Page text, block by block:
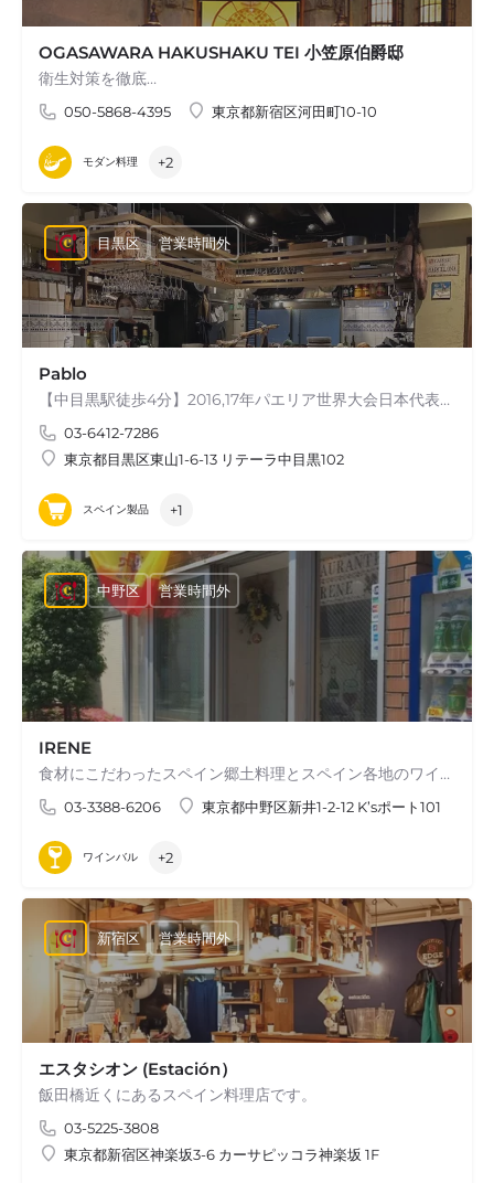
OGASAWARA HAKUSHAKU TEI 小笠原伯爵邸
衛生対策を徹底…
050-5868-4395 東京都新宿区河田町10-10
モダン料理 +2
Pablo
【中目黒駅徒歩4分】2016,17年パエリア世界大会日本代表のパエリア職人が炊いてます ▪️2016.17年国際パエリア大会連続準優勝日本代表 ▪️日本タパス選手権2018年3位…
03-6412-7286
東京都目黒区東山1-6-13 リテーラ中目黒102
目黒区 営業時間外
スペイン製品 +1
IRENE
食材にこだわったスペイン郷土料理とスペイン各地のワインをお楽しみください
03-3388-6206 東京都中野区新井1-2-12 K’sポート101
中野区 営業時間外
ワインバル +2
エスタシオン (Estación）
飯田橋近くにあるスペイン料理店です。
03-5225-3808
東京都新宿区神楽坂3-6 カーサピッコラ神楽坂 1F
新宿区 営業時間外